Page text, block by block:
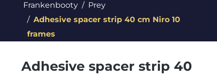
Frankenbooty
Prey
Adhesive spacer strip 40 cm Niro 10
frames
Adhesive spacer strip 40